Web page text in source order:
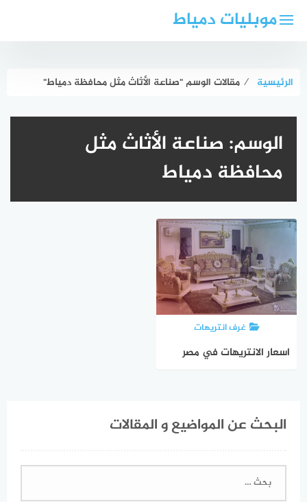
موبليات دمياط
الرئيسية ⁄ مقالات الوسم "صناعة الأثاث مثل محافظة دمياط"
الوسم: صناعة الأثاث مثل
محافظة دمياط
غرف انتريهات
اسعار الانتريهات في مصر
البحث عن المواضيع و المقالات
البحث